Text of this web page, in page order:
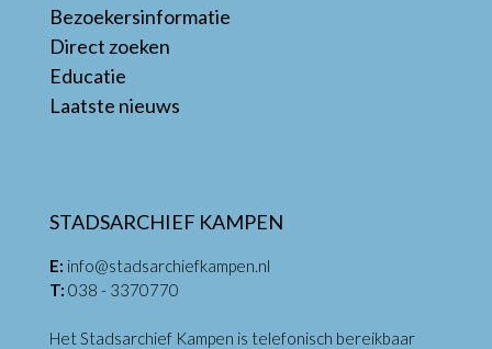
Bezoekersinformatie
Direct zoeken
Educatie
Laatste nieuws
STADSARCHIEF KAMPEN
E: info@stadsarchiefkampen.nl
T: 038 - 3370770
Het Stadsarchief Kampen is telefonisch bereikbaar